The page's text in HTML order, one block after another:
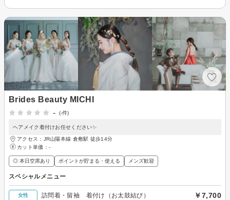
Brides Beauty MICHI
-
(-件)
ヘアメイク着付けお任せください✨
アクセス：JR山陽本線 倉敷駅 徒歩14分
カット単価： -
◎ 本日空席あり ポイントが貯まる・使える メンズ歓迎
スペシャルメニュー
女性 訪問着・留袖 着付け（お太鼓結び） ￥7,700